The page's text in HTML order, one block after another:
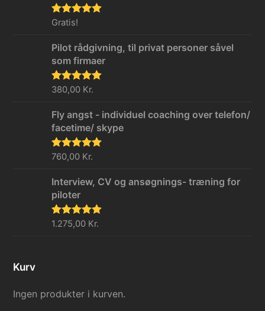
Vurderet
Gratis!
Pilot rådgivning, til privat personer såvel
som firmaer
Vurderet
380,00 Kr.
Fly angst - individuel coaching over telefon/
facetime/ skype
Vurderet
760,00 Kr.
Interview, CV og ansøgnings- træning for
piloter
Vurderet
1.275,00 Kr.
Kurv
Ingen produkter i kurven.